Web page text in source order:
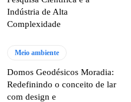
Indústria de Alta
Complexidade
Meio ambiente
Domos Geodésicos Moradia:
Redefinindo o conceito de lar
com design e